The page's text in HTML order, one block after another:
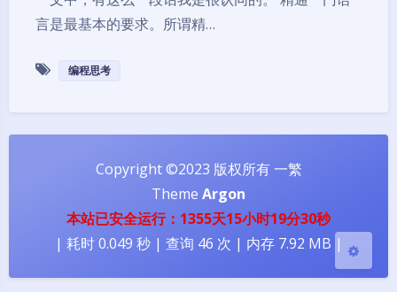
Sans Serif Serif
浅阴影
关闭 日落 暗化
言是最基本的要求。所谓精…
编程思考
Copyright ©2023 版权所有 一繁
Theme Argon
本站已安全运行：1355天15小时19分30秒
| 耗时 0.049 秒 | 查询 46 次 | 内存 7.92 MB |